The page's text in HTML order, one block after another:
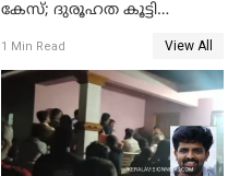
കേസ്; ദുരൂഹത കൂട്ടി
1 Min Read View All